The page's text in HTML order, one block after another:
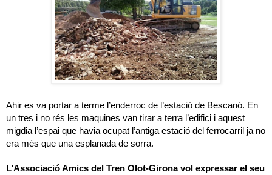
Ahir es va portar a terme l’enderroc de l’estació de Bescanó. En
un tres i no rés les maquines van tirar a terra l’edifici i aquest
migdia l’espai que havia ocupat l’antiga estació del ferrocarril ja no
era més que una esplanada de sorra.
L’Associació Amics del Tren Olot-Girona vol expressar el seu